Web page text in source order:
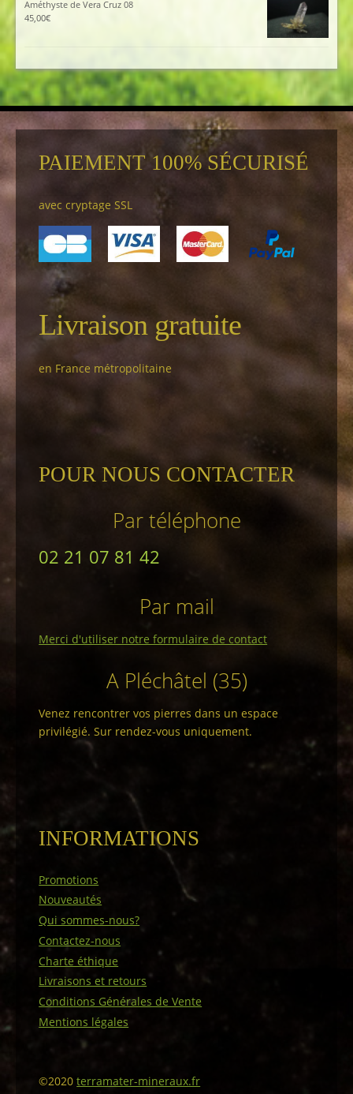
Améthyste de Vera Cruz 08
45,00€
PAIEMENT 100% SÉCURISÉ
avec cryptage SSL
Livraison gratuite
en France métropolitaine
POUR NOUS CONTACTER
Par téléphone
02 21 07 81 42
Par mail
Merci d'utiliser notre formulaire de contact
A Pléchâtel (35)
Venez rencontrer vos pierres dans un espace
privilégié. Sur rendez-vous uniquement.
INFORMATIONS
Promotions
Nouveautés
Qui sommes-nous?
Contactez-nous
Charte éthique
Livraisons et retours
Conditions Générales de Vente
Mentions légales
©2020terramater-mineraux.fr